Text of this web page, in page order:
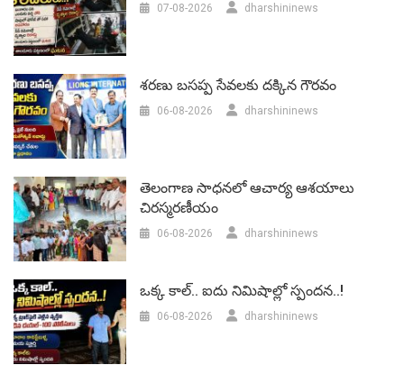
07-08-2026 dharshininews
శరణు బసప్ప సేవలకు దక్కిన గౌరవం
06-08-2026 dharshininews
తెలంగాణ సాధనలో ఆచార్య ఆశయాలు
చిరస్మరణీయం
06-08-2026 dharshininews
ఒక్క కాల్.. ఐదు నిమిషాల్లో స్పందన..!
06-08-2026 dharshininews